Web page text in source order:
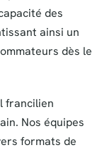
des
ainsi un
dès le
francilien
Nos équipes
formats de